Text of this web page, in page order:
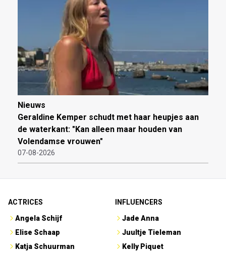
Nieuws
Geraldine Kemper schudt met haar heupjes aan
de waterkant: "Kan alleen maar houden van
Volendamse vrouwen"
07-08-2026
ACTRICES
Angela Schijf
Elise Schaap
Katja Schuurman
INFLUENCERS
Jade Anna
Juultje Tieleman
Kelly Piquet